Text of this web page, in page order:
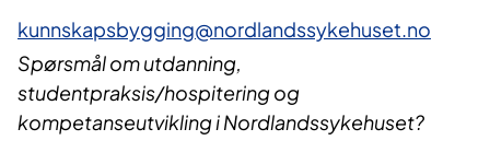
kunnskapsbygging@nordlandssykehuset.no
Spørsmål om utdanning,
studentpraksis/hospitering og
kompetanseutvikling i Nordlandssykehuset?